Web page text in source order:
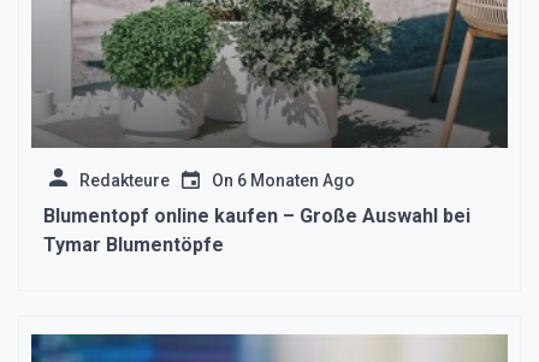
Redakteure On 6 Monaten Ago
Blumentopf online kaufen – Große Auswahl bei
Tymar Blumentöpfe